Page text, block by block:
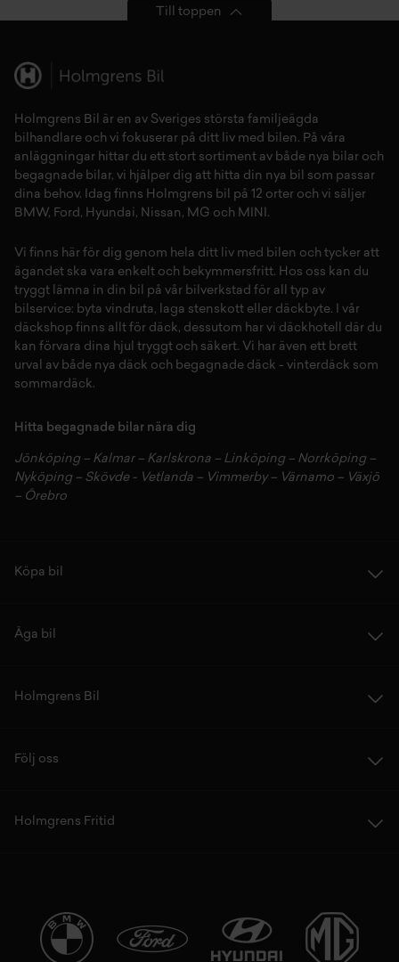
Till toppen
Holmgrens Bil är en av Sveriges största familjeägda
bilhandlare och vi fokuserar på ditt liv med bilen. På våra
anläggningar hittar du ett stort sortiment av både nya bilar och
begagnade bilar, vi hjälper dig att hitta din nya bil som passar
dina behov. Idag finns Holmgrens bil på 12 orter och vi säljer
BMW, Ford, Hyundai, Nissan , MG och MINI.
Vi finns här för dig genom hela ditt liv med bilen och tycker att
ägandet ska vara enkelt och bekymmersfritt. Hos oss kan du
tryggt lämna in din bil på vår bilverkstad för all typ av
bilservice: byta vindruta, laga stenskott eller däckbyte. I vår
däckshop finns allt för däck, dessutom har vi däckhotell där du
kan förvara dina hjul tryggt och säkert. Vi har även ett brett
urval av både nya däck och begagnade däck - vinterdäck som
sommardäck.
Hitta begagnade bilar nära dig
Jönköping– Kalmar – Karlskrona – Linköping– Norrköping–
Nyköping– Skövde- Vetlanda – Vimmerby– Värnamo – Växjö
– Örebro
Köpa bil
Äga bil
Holmgrens Bil
Följ oss
Holmgrens Fritid